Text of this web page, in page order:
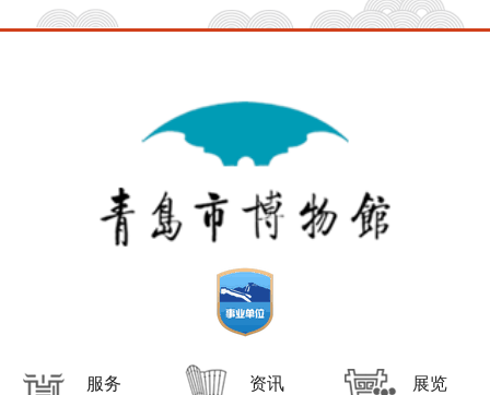
服务 资讯 展览